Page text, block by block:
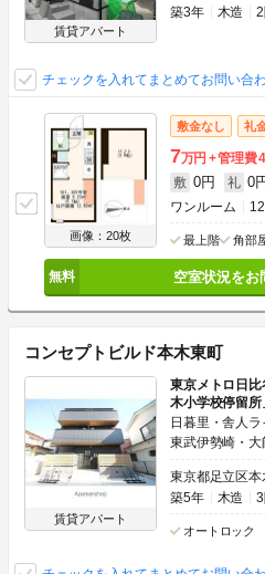
賃貸アパート
築3年
木造
チェックを入れてまとめてお問い合
画像：20枚
敷金なし 礼
7万円 管理費
敷 0円 礼 0
ワンルーム
最上階 角部
空室状況をお
コンセプトビルド本木東町
賃貸アパート
東京メトロ日
木小学校停留
日暮里・舎人
東武伊勢崎・
東京都足立区本
築5年
木造
オートロック